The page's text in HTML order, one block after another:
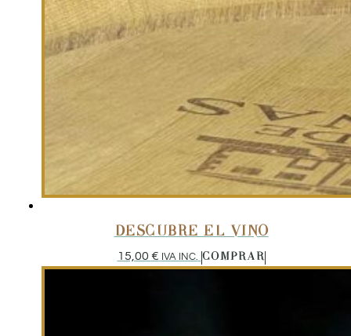
DESCUBRE EL VINO
15,00 € IVA INC. COMPRAR